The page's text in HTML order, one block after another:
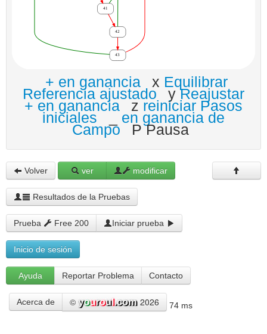
+ en ganancia x Equilibrar
Referencia ajustado yReajustar
+ en ganancia z reiniciar Pasos
iniciales en ganancia de
Campo P Pausa
Volver ver modificar
Resultados de la Pruebas
Prueba Free 200 Iniciar prueba
Inicio de sesión
Ayuda Reportar Problema Contacto
Acerca de © 2026 74 ms